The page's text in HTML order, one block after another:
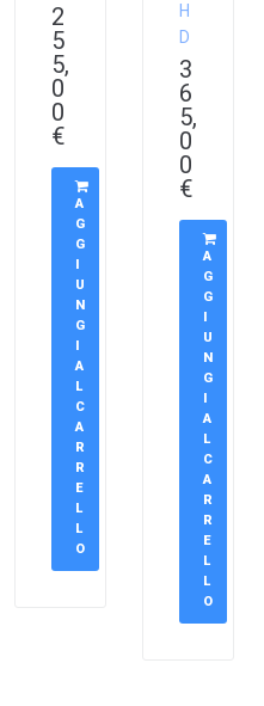
2
5
5,
0
0
€
A
G
G
U
N
G
A
L
C
A
R
R
E
L
L
O
H
D
3
6
5,
0
0
€
A
G
G
U
N
G
A
L
C
A
R
R
E
L
L
O